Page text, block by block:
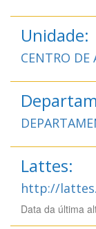
Unidade:
CENTRO DE
Lattes:
http://
Data da última